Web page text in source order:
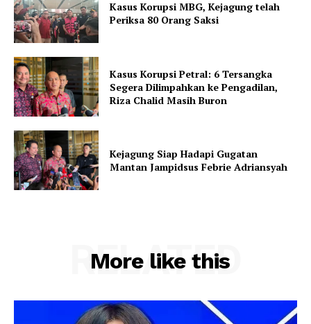
Kasus Korupsi MBG, Kejagung telah
Periksa 80 Orang Saksi
Kasus Korupsi Petral: 6 Tersangka
Segera Dilimpahkan ke Pengadilan,
Riza Chalid Masih Buron
Kejagung Siap Hadapi Gugatan
Mantan Jampidsus Febrie Adriansyah
More like this
RELATED